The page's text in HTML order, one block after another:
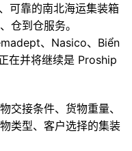
可靠的南北海运集装箱
仓到仓服务。
、Nasico、Biển
在并将继续是 Proship
交接条件、货物重量、
类型、客户选择的集装